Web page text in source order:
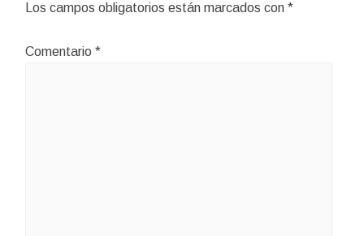
Los campos obligatorios están marcados con*
Comentario*